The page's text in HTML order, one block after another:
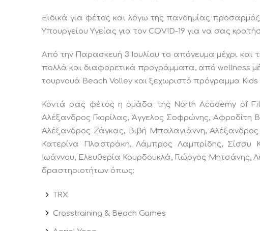
Ειδικά για φέτος και λόγω της πανδημίας
Υπουργείου Υγείας για τον COVID-19 για να σας
Από την Παρασκευή 3 Ιουλίου το απόγευμα μέχρι και
πολλά και διαφορετικά προγράμματα, από wellness
τουρνουά Beach Volley και ξεχωριστό πρόγραμμα Kids
Κοντά σας φέτος η ομάδα της North Academy of
Αλέξανδρος Γκορίλας, Άγγελος Σοφρώνης, Αφροδίτη
Αλέξανδρος Ζάγκας, Βιβή Μπαλαγιάννη,
Κατερίνα Πλαστράκη, Λάμπρος Λαμπρίδης, Σίσσυ
Ιωάννου, Ελευθερία Κουρδουκλά, Γιώργος
δραστηριοτήτων όπως:
TRX
Crosstraining & Beach Games